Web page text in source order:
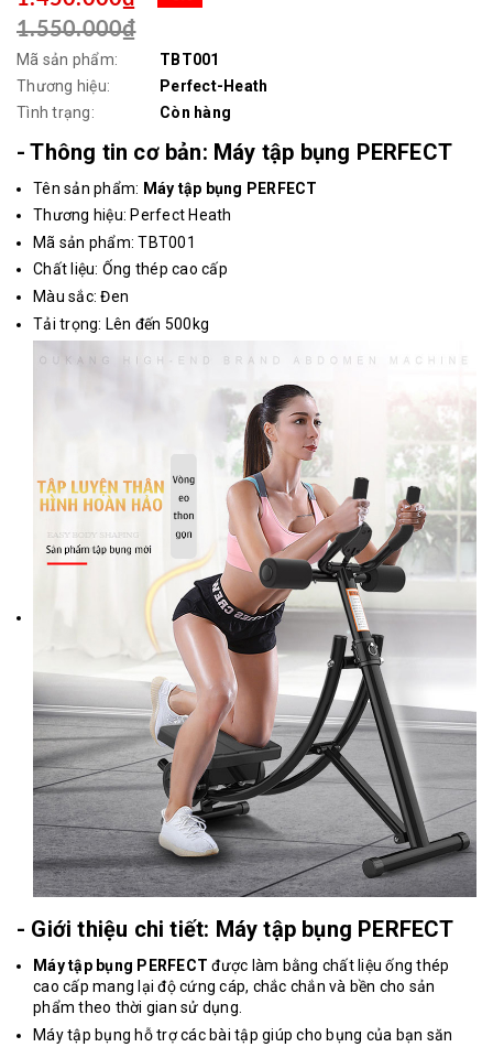
1.550.000₫
Mã sản phẩm:
TBT001
Thương hiệu:
Perfect-Heath
Tình trạng:
Còn hàng
- Thông tin cơ bản: Máy tập bụng PERFECT
Tên sản phẩm: Máy tập bụng PERFECT
Thương hiệu: Perfect Heath
Mã sản phẩm: TBT001
Chất liệu: Ống thép cao cấp
Màu sắc: Đen
Tải trọng: Lên đến 500kg
- Giới thiệu chi tiết: Máy tập bụng PERFECT
Máy tập bụng PERFECT được làm bằng chất liệu ống thép
cao cấp mang lại độ cứng cáp, chắc chắn và bền cho sản
phẩm theo thời gian sử dụng.
Máy tập bụng hỗ trợ các bài tập giúp cho bụng của bạn săn